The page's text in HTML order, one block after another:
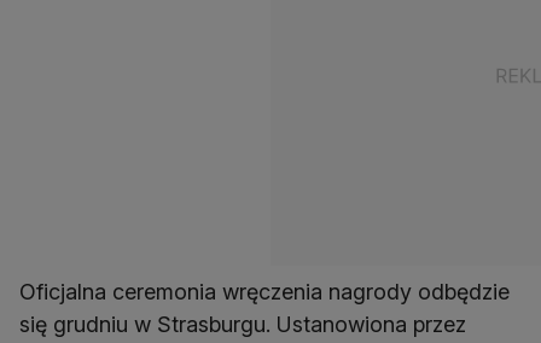
Oficjalna ceremonia wręczenia nagrody odbędzie
się grudniu w Strasburgu. Ustanowiona przez